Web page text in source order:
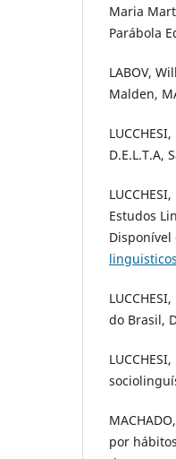
Maria
Parábola
LABOV,
Malden,
D.E.L.T.A,
Estudos
Disponível
do Brasil,
por